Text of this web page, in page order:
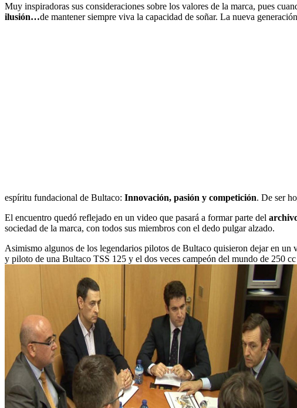
Muy inspiradoras sus consideraciones sobre los valores de la marca, pues
ilusión…de mantener siempre viva la capacidad de soñar. La nueva
espíritu fundacional de Bultaco: Innovación, pasión y competición. De ser
El encuentro quedó reflejado en un video que pasará a formar parte del
sociedad de la marca, con todos sus miembros con el dedo pulgar alzado.
Asimismo algunos de los legendarios pilotos de Bultaco quisieron dejar en un
y piloto de una Bultaco TSS 125 y el dos veces campeón del mundo de 250